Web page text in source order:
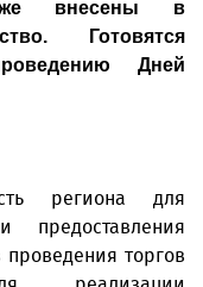
уже внесены в
Готовятся
Дней
региона для
предоставления
торгов